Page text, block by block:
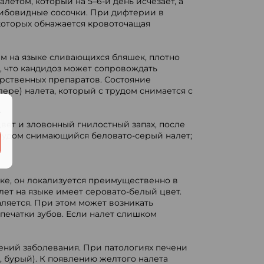
сосочки. При дифтерии в
обнажается кровоточащая
языке сливающихся бляшек, плотно
кандидоз может сопровождать
препаратов. Состояние
налета, который с трудом снимается с
и зловонный гнилостный запах, после
снимающийся беловато-серый налет;
он локализуется преимущественно в
на языке имеет серовато-белый цвет.
При этом может возникать
зубов. Если налет слишком
заболевания. При патологиях печени
К появлению желтого налета